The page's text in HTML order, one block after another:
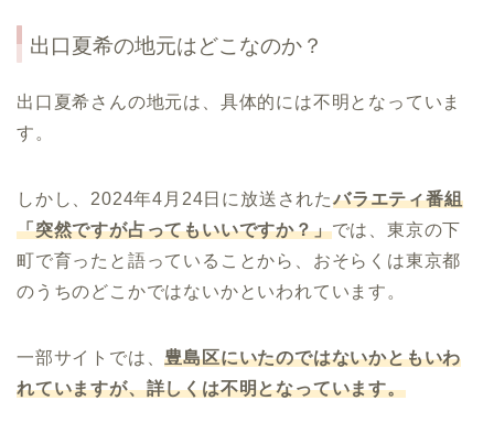
出口夏希の地元はどこなのか？
出口夏希さんの地元は、具体的には不明となっていま
す。
しかし、2024年4月24日に放送されたバラエティ番組
「突然ですが占ってもいいですか？」では、東京の下
町で育ったと語っていることから、おそらくは東京都
のうちのどこかではないかといわれています。
一部サイトでは、豊島区にいたのではないかともいわ
れていますが、詳しくは不明となっています。